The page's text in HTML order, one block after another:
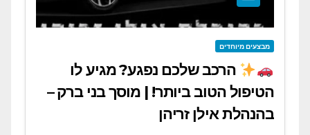
מבצעים מיוחדים
הרכב שלכם נפגע? מגיע לו
הטיפול הטוב ביותר! | מוסך בני ברק –
בהנהלת אילן זריהן